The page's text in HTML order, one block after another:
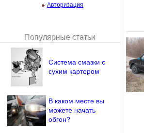
Авторизация
Напомнить пароль?
Популярные статьи
Система смазки с
сухим картером
В каком месте вы
можете начать
обгон?